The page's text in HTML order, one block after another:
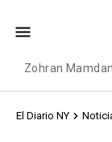
Zohran
El Diario NY